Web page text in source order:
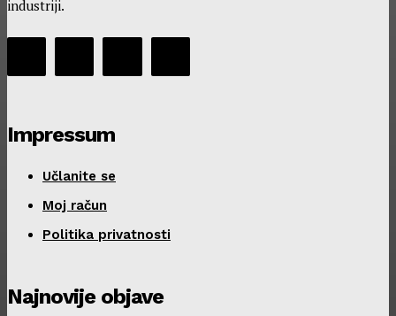
industriji.
Impressum
Učlanite se
Moj račun
Politika privatnosti
Najnovije objave